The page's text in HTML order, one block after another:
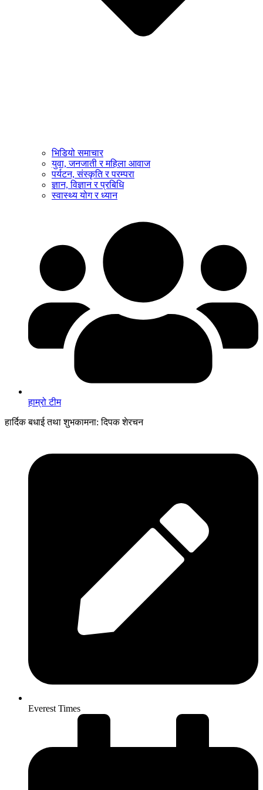
भिडियो समाचार
युवा, जनजाती र महिला आवाज
पर्यटन, संस्कृति र परम्परा
ज्ञान, विज्ञान र प्रबिधि
स्वास्थ्य योग र ध्यान
हाम्रो टीम
हार्दिक बधाई तथा शुभकामना: दिपक शेरचन
Everest Times